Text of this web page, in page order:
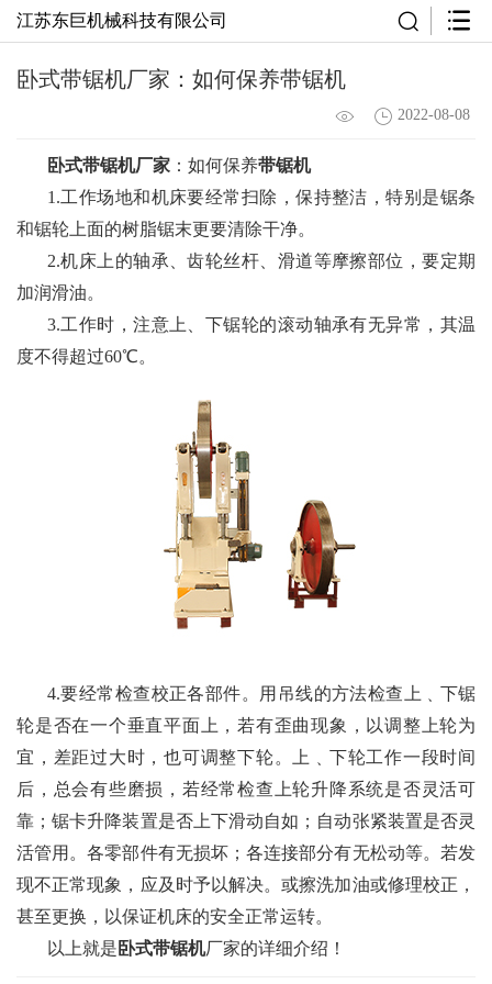
江苏东巨机械科技有限公司
卧式带锯机厂家：如何保养带锯机
2022-08-08
卧式带锯机厂家 ：如何保养带锯机
1.工作场地和机床要经常扫除，保持整洁，特别是锯条
和锯轮上面的树脂锯末更要清除干净。
2.机床上的轴承、齿轮丝杆、滑道等摩擦部位，要定期
加润滑油。
3.工作时，注意上、下锯轮的滚动轴承有无异常，其温
度不得超过60℃。
4.要经常检查校正各部件。用吊线的方法检查上﹑下锯
轮是否在一个垂直平面上，若有歪曲现象，以调整上轮为
宜，差距过大时，也可调整下轮。上﹑下轮工作一段时间
后，总会有些磨损，若经常检查上轮升降系统是否灵活可
靠；锯卡升降装置是否上下滑动自如；自动张紧装置是否灵
活管用。各零部件有无损坏；各连接部分有无松动等。若发
现不正常现象，应及时予以解决。或擦洗加油或修理校正，
甚至更换，以保证机床的安全正常运转。
以上就是 卧式带锯机厂家的详细介绍！